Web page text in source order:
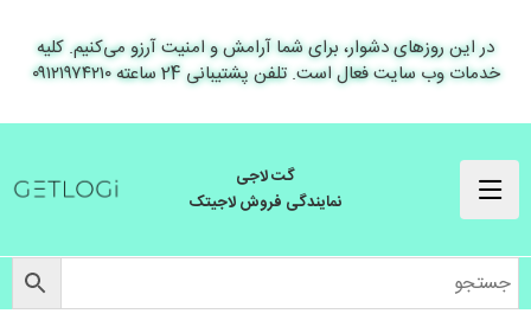
در این روزهای دشوار، برای شما آرامش و امنیت آرزو می‌کنیم. کلیه
خدمات وب سایت فعال است. تلفن پشتیبانی 24 ساعته ۰۹۱۲۱۹۷۴۲۱۰
گت لاجی
نمایندگی فروش لاجیتک